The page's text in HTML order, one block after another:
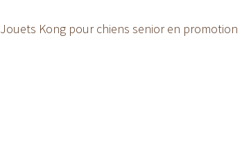
Jouets Kong pour chiens senior en promotion